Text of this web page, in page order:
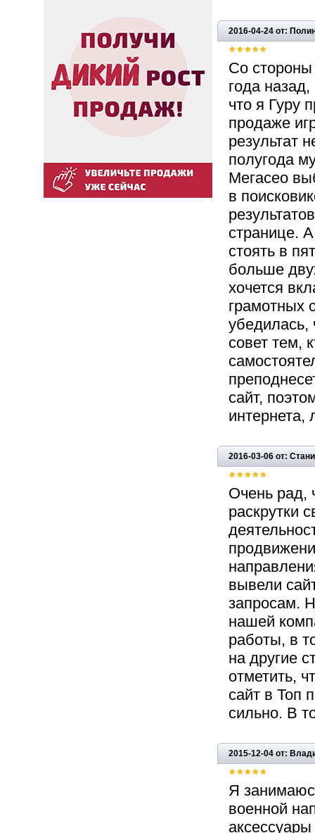
2016-04-24 от:
Со стороны
года
что я Гуру
продаже
результат
полугода
Мегасео
в
странице.
стоять в
больше
хочется
грамотных
совет тем,
сайт,
интернета,
2016-03-06 от:
Очень рад,
раскрутки
вывели
запросам.
нашей
работы, в
на другие
отметить,
сайт в Топ
сильно. В
2015-12-04 от:
Я
военной